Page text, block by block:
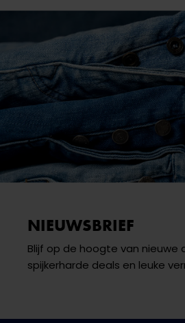
NIEUWSBRIEF
Blijf op de hoogte van nieuwe
spijkerharde deals en leuke